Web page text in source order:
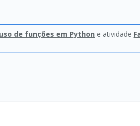
de funções em Python e atividade